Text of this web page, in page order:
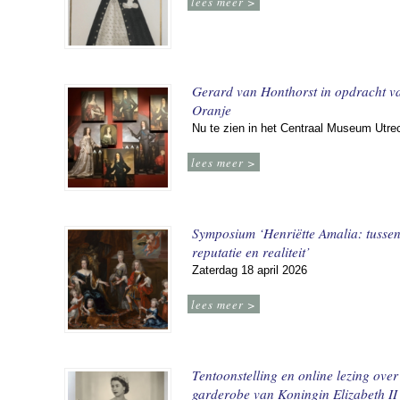
Gerard van Honthorst in opdracht
Oranje
Nu te zien in het Centraal Museum
lees meer >
Symposium ‘Henriëtte Amalia: tussen
reputatie en realiteit’
Zaterdag 18 april 2026
lees meer >
Tentoonstelling en online lezing
garderobe van Koningin Elizabeth II